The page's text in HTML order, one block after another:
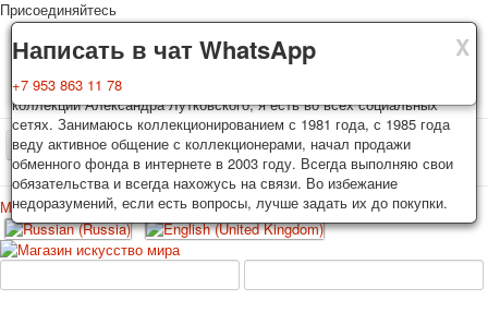
X
Доставка
Колоды, почтовые открытки тщательно упаковываются и
отправляются в течении 3-4 рабочих дней после оплаты.
Исключение: репринт под заказ, такие колоды карт отправляются в
течении 7-8 рабочих дней. Отправка осуществляется почтой России
с треком отслеживания. Цена пересылки зависит от веса и тарифов
почты на момент покупки. По желанию покупателя возможна
отправка СДЕК или другими транспортными компаниями.
X
Гарантия
Вы покупаете колоды игральных карт, почтовые открытки из частной
коллекции Александра Лутковского, я есть во всех социальных
сетях. Занимаюсь коллекционированием с 1981 года, с 1985 года
веду активное общение с коллекционерами, начал продажи
обменного фонда в интернете в 2003 году. Всегда выполняю свои
обязательства и всегда нахожусь на связи. Во избежание
недоразумений, если есть вопросы, лучше задать их до покупки.
X
Написать в чат WhatsApp
+7 953 863 11 78
Присоединяйтесь
TPL_PROTOSTAR_TOGGLE_MENU
Главная Игральные карты Открытки
Меню
Главная
Игральные карты
Эротические рисунки
Войти